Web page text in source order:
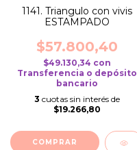
1141. Triangulo con vivis
ESTAMPADO
$57.800,40
$49.130,34 con
Transferencia o depósito
bancario
3 cuotas sin interés de
$19.266,80
COMPRAR